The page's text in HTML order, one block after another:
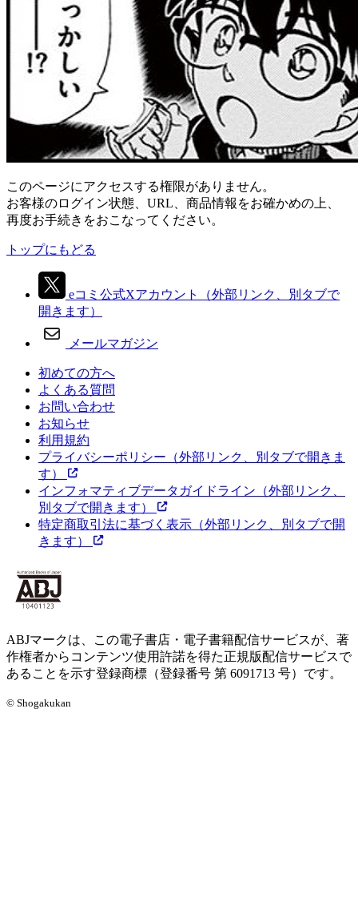
このページにアクセスする権限がありません。
お客様のログイン状態、URL、商品情報をお確かめの上、
再度お手続きをおこなってください。
トップにもどる
eコミ公式Xアカウント
（外部リンク、別タブで
開きます）
メールマガジン
初めての方へ
よくある質問
お問い合わせ
お知らせ
利用規約
プライバシーポリシー （外部リンク、別タブで開きま
す）
インフォマティブデータガイドライン （外部リンク、
別タブで開きます）
特定商取引法に基づく表示 （外部リンク、別タブで開
きます）
ABJマークは、この電子書店・電子書籍配信サービスが、著
作権者からコンテンツ使用許諾を得た正規版配信サービスで
あることを示す登録商標（登録番号 第 6091713 号）です。
© Shogakukan